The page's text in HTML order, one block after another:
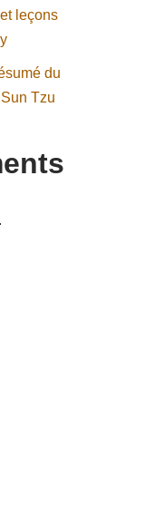
leçons
du
Tzu